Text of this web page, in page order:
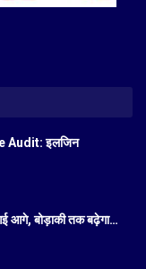
Audit: इलजिन
आगे, बोड़ाकी तक बढ़ेगा…